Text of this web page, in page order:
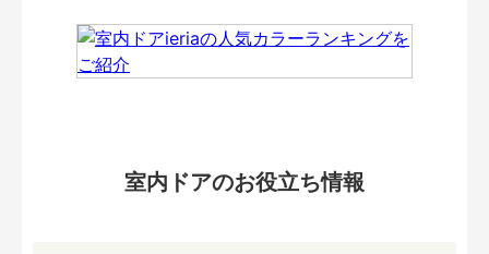
室内ドアのお役立ち情報